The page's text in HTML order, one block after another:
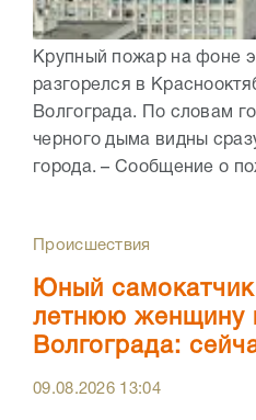
Крупный пожар на фоне
разгорелся в
Волгограда. По словам
черного дыма видны
города. – Сообщение о
Происшествия
Юный
летнюю женщину
Волгограда:
09.08.2026 13:04